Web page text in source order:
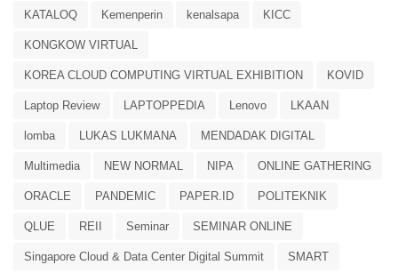
KATALOQ Kemenperin kenalsapa KICC
KONGKOW VIRTUAL
KOREA CLOUD COMPUTING VIRTUAL EXHIBITION KOVID
Laptop Review LAPTOPPEDIA Lenovo LKAAN
lomba LUKAS LUKMANA MENDADAK DIGITAL
Multimedia NEW NORMAL NIPA ONLINE GATHERING
ORACLE PANDEMIC PAPER.ID POLITEKNIK
QLUE REII Seminar SEMINAR ONLINE
Singapore Cloud & Data Center Digital Summit SMART